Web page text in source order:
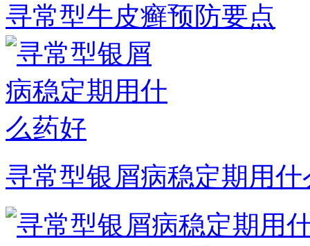
寻常型牛皮癣预防要点
寻常型银屑病稳定期用什